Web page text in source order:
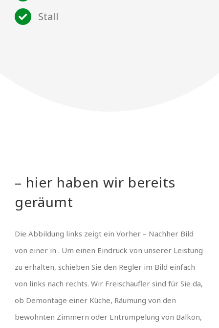
Stall
– hier haben wir bereits
geräumt
Die Abbildung links zeigt ein Vorher – Nachher Bild
von einer in . Um einen Eindruck von unserer Leistung
zu erhalten, schieben Sie den Regler im Bild einfach
von links nach rechts. Wir Freischaufler sind für Sie da,
ob Demontage einer Küche, Räumung von den
bewohnten Zimmern oder Entrümpelung von Balkon,